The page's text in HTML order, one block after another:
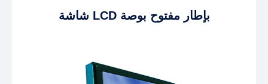
شاشة LCD بإطار مفتوح بوصة